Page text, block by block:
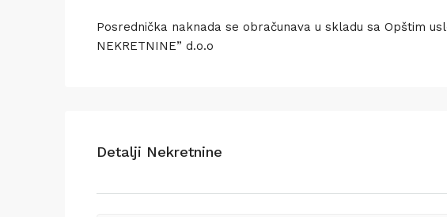
Posrednička naknada se obračunava u skladu sa Opštim
NEKRETNINE” d.o.o
Detalji Nekretnine